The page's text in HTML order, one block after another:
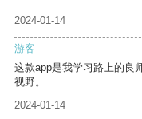
2024-01-14
游客
这款app是我学习路上的良
视野。
2024-01-14